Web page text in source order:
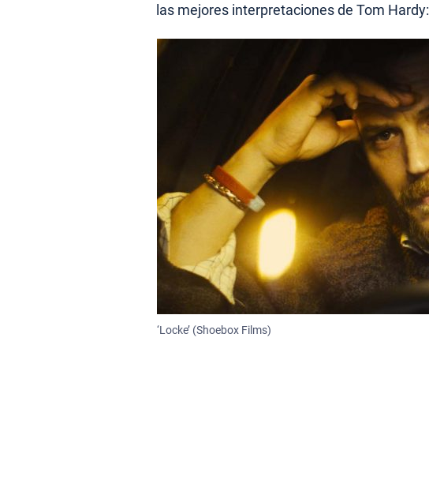
las mejores interpretaciones de Tom Hardy:
‘Locke’ (Shoebox Films)